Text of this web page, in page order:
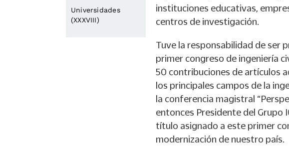
Universidades
(XXXVIII)
instituciones educativas,
centros de investigación.
Tuve la responsabilidad de ser
primer congreso de ingeniería
50 contribuciones de artículos
los principales campos de la
la conferencia magistral
entonces Presidente del Grupo
título asignado a este primer
modernización de nuestro país.